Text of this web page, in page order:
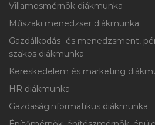
Villamosmérnök diákmunka
Műszaki menedzser diákmunka
Gazdálkodás- és menedzsment,
szakos diákmunka
Kereskedelem és marketing
HR diákmunka
Gazdaságinformatikus diákmunka